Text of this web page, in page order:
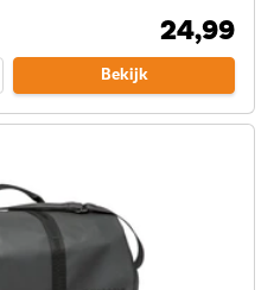
24,99
Bekijk